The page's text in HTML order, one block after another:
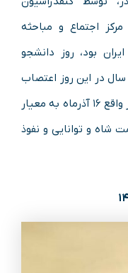
اجتماع و مباحثه
بود، روز دانشجو
در این روز اعتصاب
های دانشجویی به راه می‌انداختند و در واقع ۱۶ آذرماه به معیار
شاه و توانایی و نفوذ